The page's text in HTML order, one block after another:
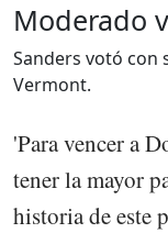
Moderado
Sanders votó con
Vermont.
'Para vencer a
tener la mayor
historia de este